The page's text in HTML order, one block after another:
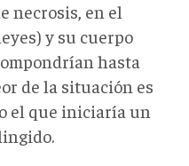
necrosis, en el
y su cuerpo
hasta
de la situación es
el que iniciaría un